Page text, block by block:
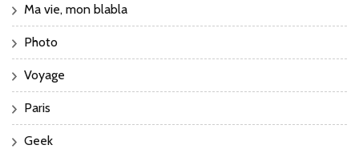
Ma vie, mon blabla
Photo
Voyage
Paris
Geek